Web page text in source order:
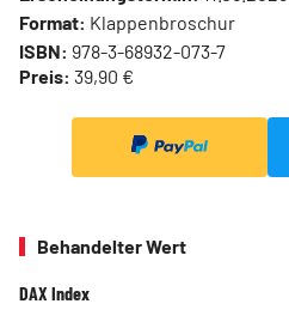
Format: Klappenbroschur
ISBN: 978-3-68932-073-7
Preis: 39,90 €
Behandelter Wert
DAX Index